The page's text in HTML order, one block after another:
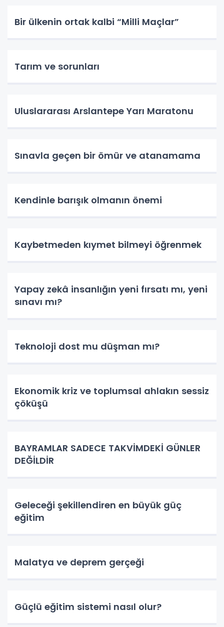
Bir ülkenin ortak kalbi “Milli Maçlar”
Tarım ve sorunları
Uluslararası Arslantepe Yarı Maratonu
Sınavla geçen bir ömür ve atanamama
Kendinle barışık olmanın önemi
Kaybetmeden kıymet bilmeyi öğrenmek
Yapay zekâ insanlığın yeni fırsatı mı, yeni
sınavı mı?
Teknoloji dost mu düşman mı?
Ekonomik kriz ve toplumsal ahlakın sessiz
çöküşü
BAYRAMLAR SADECE TAKVİMDEKİ GÜNLER
DEĞİLDİR
Geleceği şekillendiren en büyük güç
eğitim
Malatya ve deprem gerçeği
Güçlü eğitim sistemi nasıl olur?